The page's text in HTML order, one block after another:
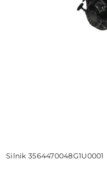
Silnik 3564470048G1U0001